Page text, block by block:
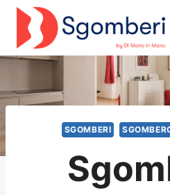
Salta
contenuto
SGOMBERI